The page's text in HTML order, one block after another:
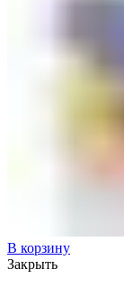
В корзину
Закрыть